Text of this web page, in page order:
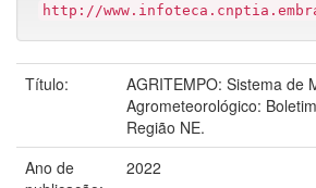
http://
Título:
AGRITEMPO: Sistema de
Agrometeorológico:
Região NE.
Ano de
2022